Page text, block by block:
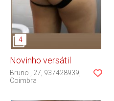
Novinho versátil
Bruno 27 937428939
Coimbra